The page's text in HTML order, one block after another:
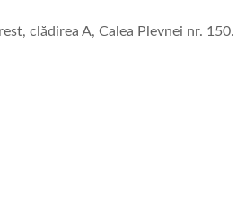
clădirea A, Calea Plevnei nr. 150.